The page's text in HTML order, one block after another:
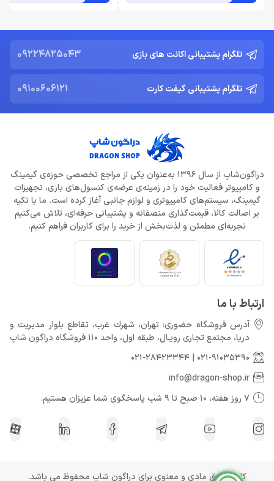
تلگرام پشتیبانی اکانت های بازی 09224825043
تلگرام پشتیبانی گیفت کارت 09100606121
دراگون‌شاپ از سال 1396 به‌عنوان یکی از مراجع تخصصی حوزه‌ی گیمینگ
و کامپیوتر فعالیت خود را در زمینه‌ی عرضه‌ی کنسول‌های بازی، تجهیزات
گیمینگ، سیستم‌های کامپیوتری و لوازم جانبی آغاز کرده است. ما با تکیه
بر اصالت کالا، قیمت‌گذاری منصفانه و پشتیبانی حرفه‌ای، تلاش می‌کنیم
تجربه‌ای مطمئن و لذت‌بخش از خرید را برای کاربران فراهم کنیم.
ارتباط با ما
آدرس فروشگاه حضوری: تهران، شهرك غرب، تقاطع بلوار مدیریت و
دريا، مجتمع تجارى رويـال، طبقه اول، واحد 110 فروشگاه دراگون شاپ
021-91035390
021-28423344
info@dragon-shop.ir
7 روز هفته، 10 صبح تا 9 شب پاسخگوی شما عزیزان هستیم.
کلیه حقوق مادی و معنوی برای دراگون شاپ محفوظ می باشد.